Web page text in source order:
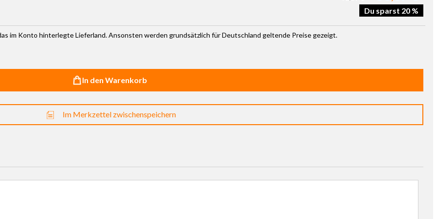
Du sparst 20 %
im Konto hinterlegte Lieferland. Ansonsten werden grundsätzlich für Deutschland geltende Preise gezeigt.
In den Warenkorb
Im Merkzettel zwischenspeichern